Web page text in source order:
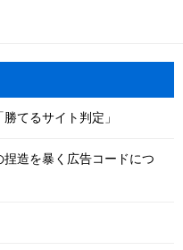
てるサイト判定」
造を暴く広告コードにつ